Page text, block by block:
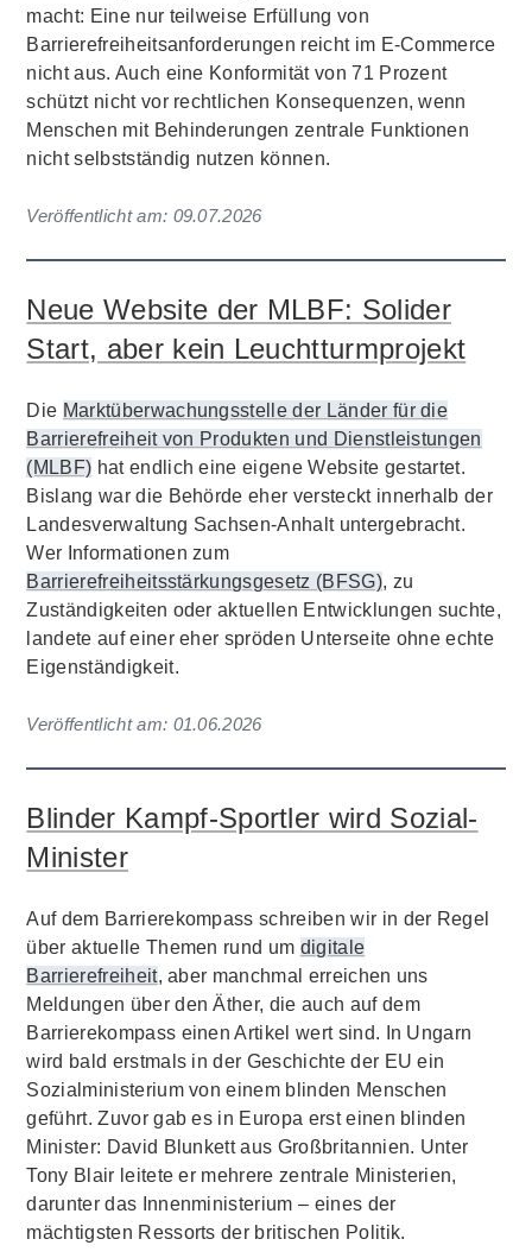
macht: Eine nur teilweise Erfüllung von
Barrierefreiheitsanforderungen reicht im E-Commerce
nicht aus. Auch eine Konformität von 71 Prozent
schützt nicht vor rechtlichen Konsequenzen, wenn
Menschen mit Behinderungen zentrale Funktionen
nicht selbstständig nutzen können.
Veröffentlicht am: 09.07.2026
Neue Website der MLBF: Solider
Start, aber kein Leuchtturmprojekt
Die Marktüberwachungsstelle der Länder für die
Barrierefreiheit von Produkten und Dienstleistungen
(MLBF) hat endlich eine eigene Website gestartet.
Bislang war die Behörde eher versteckt innerhalb der
Landesverwaltung Sachsen-Anhalt untergebracht.
Wer Informationen zum
Barrierefreiheitsstärkungsgesetz (BFSG), zu
Zuständigkeiten oder aktuellen Entwicklungen suchte,
landete auf einer eher spröden Unterseite ohne echte
Eigenständigkeit.
Veröffentlicht am: 01.06.2026
Blinder Kampf-Sportler wird Sozial-
Minister
Auf dem Barrierekompass schreiben wir in der Regel
über aktuelle Themen rund um digitale
Barrierefreiheit, aber manchmal erreichen uns
Meldungen über den Äther, die auch auf dem
Barrierekompass einen Artikel wert sind. In Ungarn
wird bald erstmals in der Geschichte der EU ein
Sozialministerium von einem blinden Menschen
geführt. Zuvor gab es in Europa erst einen blinden
Minister: David Blunkett aus Großbritannien. Unter
Tony Blair leitete er mehrere zentrale Ministerien,
darunter das Innenministerium – eines der
mächtigsten Ressorts der britischen Politik.